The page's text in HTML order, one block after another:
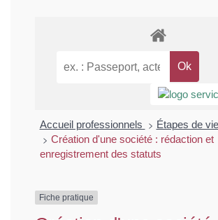
Accueil professionnels > Étapes de vie
> Création d'une société : rédaction et
enregistrement des statuts
Fiche pratique